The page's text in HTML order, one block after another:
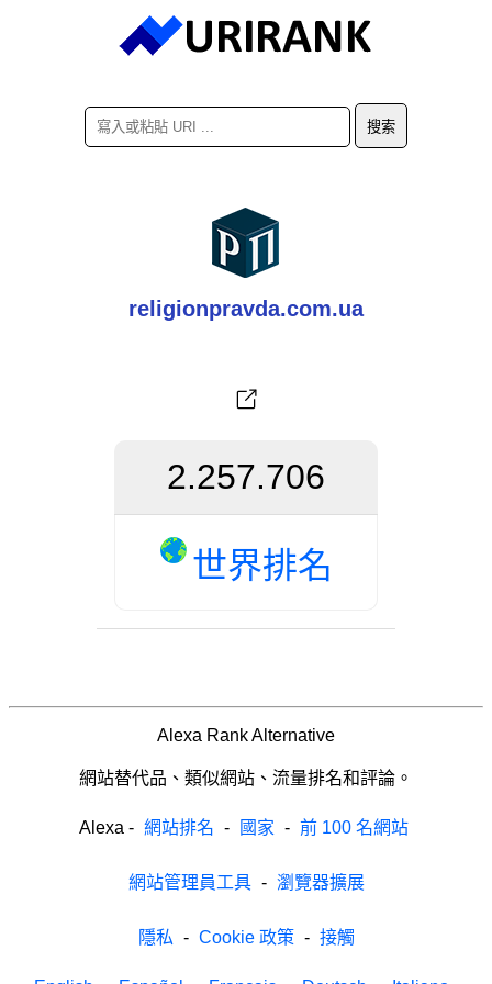
religionpravda.com.ua
2.257.706
世界排名
Alexa Rank Alternative
網站替代品、類似網站、流量排名和評論。
Alexa - 網站排名 - 國家 - 前 100 名網站
網站管理員工具 - 瀏覽器擴展
隱私 - Cookie 政策 - 接觸